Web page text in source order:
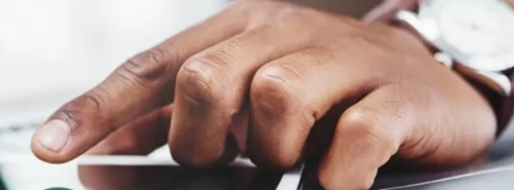
Handwerk
Logatronic Lagerverwaltungssoftware
Sage Operations – Cloud ERP-Lösung
Sage INTACCT – Cloud-Finanzsoftware
DocuWare DMS
DocuWare DMS Add-ons